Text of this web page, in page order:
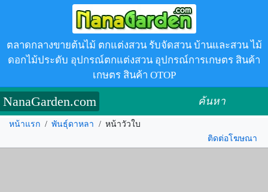
ตลาดกลางขายต้นไม้ ตกแต่งสวน รับจัดสวน บ้านและสวน ไม้
ดอกไม้ประดับ อุปกรณ์ตกแต่งสวน อุปกรณ์การเกษตร สินค้า
เกษตร สินค้า OTOP
NanaGarden.com ค้นหา
หน้าแรก / พันธุ์ดาหลา / หน้าวัวใบ
ติดต่อโฆษณา